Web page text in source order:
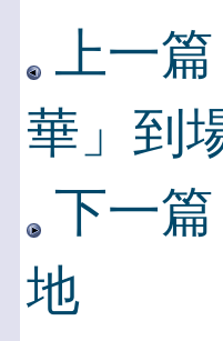
上一
華」到
下一
地